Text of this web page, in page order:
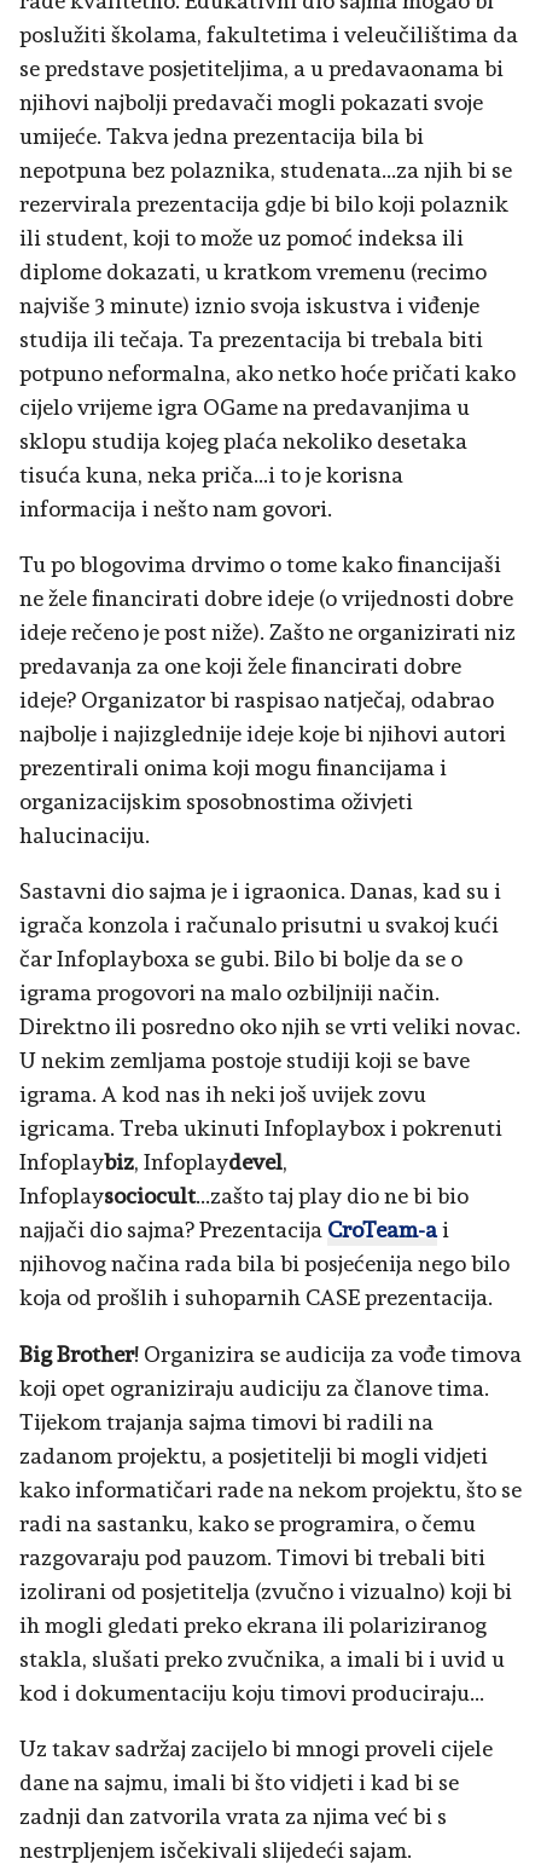
poslužiti školama, fakultetima i veleučilištima da
se predstave posjetiteljima, a u predavaonama bi
njihovi najbolji predavači mogli pokazati svoje
umijeće. Takva jedna prezentacija bila bi
nepotpuna bez polaznika, studenata...za njih bi se
rezervirala prezentacija gdje bi bilo koji polaznik
ili student, koji to može uz pomoć indeksa ili
diplome dokazati, u kratkom vremenu (recimo
najviše 3 minute) iznio svoja iskustva i viđenje
studija ili tečaja. Ta prezentacija bi trebala biti
potpuno neformalna, ako netko hoće pričati kako
cijelo vrijeme igra OGame na predavanjima u
sklopu studija kojeg plaća nekoliko desetaka
tisuća kuna, neka priča...i to je korisna
informacija i nešto nam govori.
Tu po blogovima drvimo o tome kako financijaši
ne žele financirati dobre ideje (o vrijednosti dobre
ideje rečeno je post niže). Zašto ne organizirati niz
predavanja za one koji žele financirati dobre
ideje? Organizator bi raspisao natječaj, odabrao
najbolje i najizglednije ideje koje bi njihovi autori
prezentirali onima koji mogu financijama i
organizacijskim sposobnostima oživjeti
halucinaciju.
Sastavni dio sajma je i igraonica. Danas, kad su i
igrača konzola i računalo prisutni u svakoj kući
čar Infoplayboxa se gubi. Bilo bi bolje da se o
igrama progovori na malo ozbiljniji način.
Direktno ili posredno oko njih se vrti veliki novac.
U nekim zemljama postoje studiji koji se bave
igrama. A kod nas ih neki još uvijek zovu
igricama. Treba ukinuti Infoplaybox i pokrenuti
Infoplaybiz, Infoplaydevel,
Infoplaysociocult...zašto taj play dio ne bi bio
najjači dio sajma? Prezentacija CroTeam-ai
njihovog načina rada bila bi posjećenija nego bilo
koja od prošlih i suhoparnih CASE prezentacija.
Big Brother! Organizira se audicija za vođe timova
koji opet ograniziraju audiciju za članove tima.
Tijekom trajanja sajma timovi bi radili na
zadanom projektu, a posjetitelji bi mogli vidjeti
kako informatičari rade na nekom projektu, što se
radi na sastanku, kako se programira, o čemu
razgovaraju pod pauzom. Timovi bi trebali biti
izolirani od posjetitelja (zvučno i vizualno) koji bi
ih mogli gledati preko ekrana ili polariziranog
stakla, slušati preko zvučnika, a imali bi i uvid u
kod i dokumentaciju koju timovi produciraju...
Uz takav sadržaj zacijelo bi mnogi proveli cijele
dane na sajmu, imali bi što vidjeti i kad bi se
zadnji dan zatvorila vrata za njima već bi s
nestrpljenjem isčekivali slijedeći sajam.